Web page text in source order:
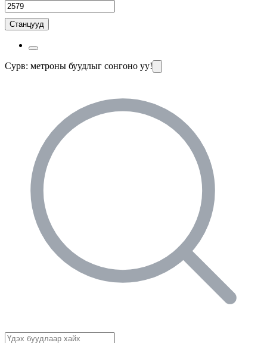
Станцууд
Сурв: метроны буудлыг сонгоно уу!